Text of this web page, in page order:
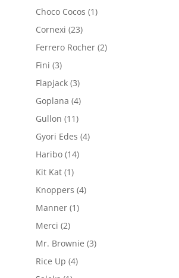
produse
Choco Cocos 11
Cornexi 2323
de
Ferrero Rocher 22
Fini 33
produse
Flapjack 33
produse
Goplana 44
Gullon 1111
produse
Gyori Edes 44
Haribo 1414
Kit Kat 11
produs
Knoppers 44
Manner 11
Merci 22
produse
Mr. Brownie 33
Rice Up 44